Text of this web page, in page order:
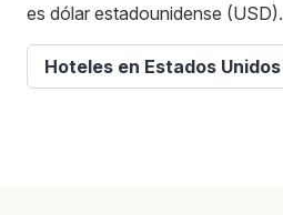
es dólar estadounidense (USD).
Hoteles en Estados Unidos